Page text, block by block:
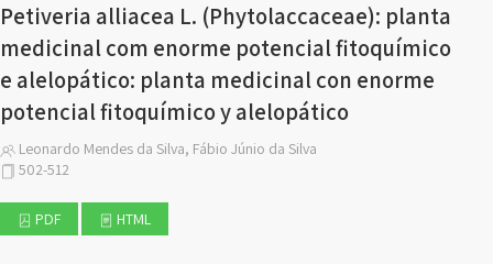
Petiveria alliacea L. (Phytolaccaceae): planta
medicinal com enorme potencial fitoquímico
e alelopático: planta medicinal con enorme
potencial fitoquímico y alelopático
Leonardo Mendes da Silva, Fábio Júnio da Silva
502-512
PDF HTML